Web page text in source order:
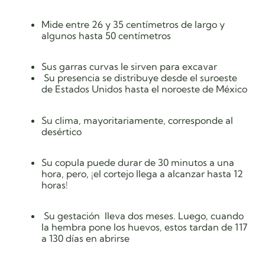
Mide entre 26 y 35 centímetros de largo y
algunos hasta 50 centímetros
Sus garras curvas le sirven para excavar
Su presencia se distribuye desde el suroeste
de Estados Unidos hasta el noroeste de México
Su clima, mayoritariamente, corresponde al
desértico
Su copula puede durar de 30 minutos a una
hora, pero, ¡el cortejo llega a alcanzar hasta 12
horas!
Su gestación lleva dos meses. Luego, cuando
la hembra pone los huevos, estos tardan de 117
a 130 días en abrirse